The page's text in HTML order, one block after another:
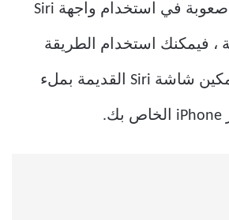
بصرية. إذا وجدت صعوبة في استخدام واجهة Siri
، فيمكنك استخدام الطريقة
المذكورة أعلاه لتمكين شاشة Siri القديمة بملء